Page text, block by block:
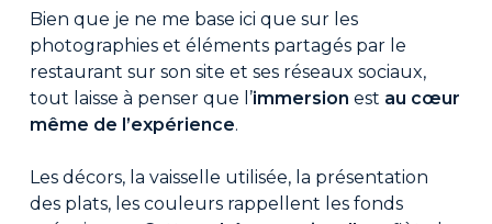
Bien que je ne me base ici que sur les
photographies et éléments partagés par le
restaurant sur son site et ses réseaux sociaux,
tout laisse à penser que l’immersion est au cœur
même de l’expérience.
Les décors, la vaisselle utilisée, la présentation
des plats, les couleurs rappellent les fonds